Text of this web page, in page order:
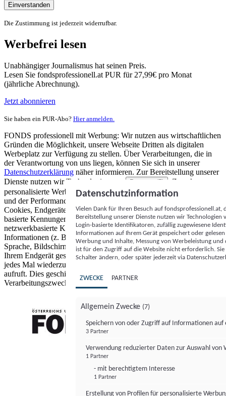
Einverstanden
Die Zustimmung ist jederzeit widerrufbar.
Werbefrei lesen
Unabhängiger Journalismus hat seinen Preis.
Lesen Sie fondsprofessionell.at PUR für 27,99€ pro Monat
(jährliche Abrechnung).
Jetzt abonnieren
Sie haben ein PUR-Abo? Hier anmelden.
FONDS professionell mit Werbung: Wir nutzen aus wirtschaftlichen
Gründen die Möglichkeit, unsere Webseite Dritten als digitalen
Werbeplatz zur Verfügung zu stellen. Über Verarbeitungen, die in
der Verantwortung von uns liegen, können Sie sich in unserer
Datenschutzerklärung näher informieren. Zur Bereitstellung unserer
Dienste nutzen wir Technologien von
Partnern (5)
. Zwecke:
personalisierte Werbung und Inhalte, Messung von Werbeleistung
und der Performance von Inhalten sowie Zielgruppenforschung.
Cookies, Endgeräte- oder ähnliche Online-Kennungen (z. B. login-
basierte Kennungen, zufällig generierte Kennungen,
netzwerkbasierte Kennungen) können zusammen mit anderen
Informationen (z. B. Browsertyp und Browserinformationen,
Sprache, Bildschirmgröße, unterstützte Technologien usw.) auf
Ihrem Endgerät gespeichert oder von dort ausgelesen werden, um es
jedes Mal wiederzuerkennen, wenn es eine App oder einer Webseite
aufruft. Dies geschieht für einen oder mehrere der hier aufgeführten
Verarbeitungszwecke.
Datenschutzinformation
Vielen Dank für Ihren Besuch auf
Bereitstellung unserer Dienste nutzen wir Technologien
Login-basierte Identifikatoren, zufällig zugewiesene
Informationen auf Ihrem Gerät gespeichert oder
Werbung und Inhalte, Messung von Werbeleistung
ist für den Zugriff auf die Website nicht erforderlich.
Schalter ändern, oder später jederzeit via
ZWECKE PARTNER
Allgemein Zwecke (7)
Speichern von oder Zugriff auf Informationen auf
3 Partner
Verwendung reduzierter Daten zur Auswahl von
1 Partner
- mit berechtigtem Interesse
1 Partner
Erstellung von Profilen für personalisierte
FONDS professionell